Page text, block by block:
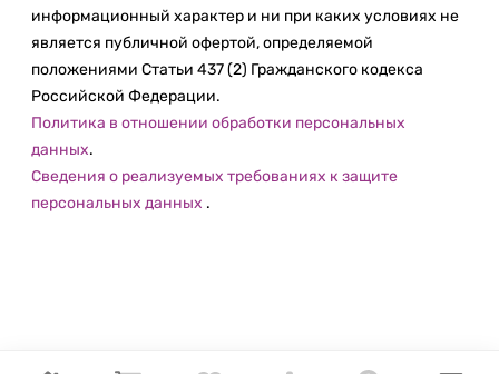
Выберите размер. Выберите чип. И полетели.
Новый MacBook Pro представлен двумя
моделями: 14 дюймов и 16 дюймов. Для каждой
из них можно выбрать чип M1 Pro или M1 Max, и
любая конфигурация обеспечит беспреце­
дентный уровень производительности. Вы
сможете работать с миллионами полигонов в
информационный характер и ни при каких условиях не
является публичной офертой, определяемой
положениями Статьи 437 (2) Гражданского кодекса
Российской Федерации.
Политика в отношении обработки персональных
данных.
Сведения о реализуемых требованиях к защите
персональных данных .